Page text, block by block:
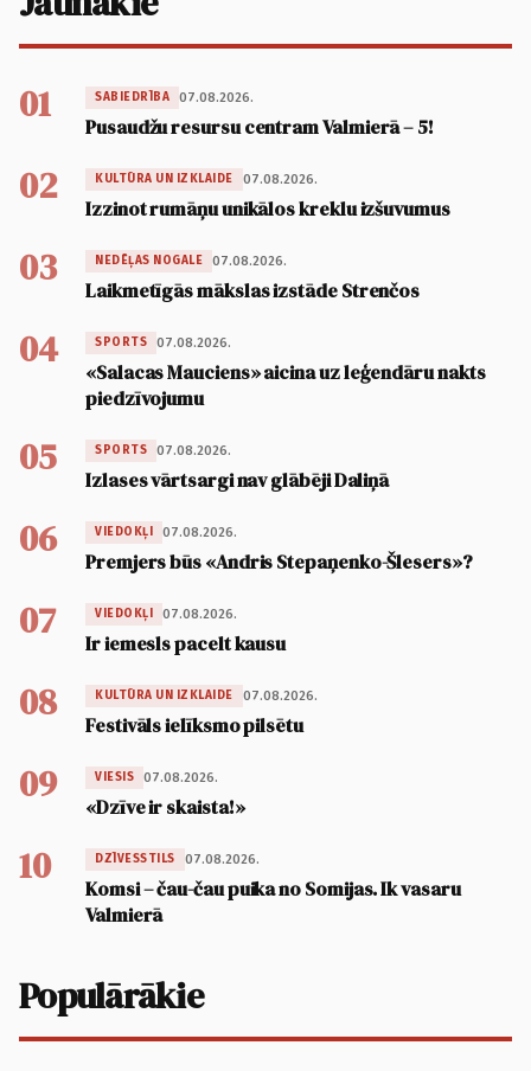
01 SABIEDRĪBA 07.08.2026.
Pusaudžu resursu centram Valmierā – 5!
02 KULTŪRA UN IZKLAIDE 07.08.2026.
Izzinot rumāņu unikālos kreklu izšuvumus
03 NEDĒĻAS NOGALE 07.08.2026.
Laikmetīgās mākslas izstāde Strenčos
04 SPORTS 07.08.2026.
«Salacas Mauciens» aicina uz leģendāru nakts
piedzīvojumu
05 SPORTS 07.08.2026.
Izlases vārtsargi nav glābēji Daliņā
06 VIEDOKĻI 07.08.2026.
Premjers būs «Andris Stepaņenko-Šlesers»?
07 VIEDOKĻI 07.08.2026.
Ir iemesls pacelt kausu
08 KULTŪRA UN IZKLAIDE 07.08.2026.
Festivāls ielīksmo pilsētu
09 VIESIS 07.08.2026.
«Dzīve ir skaista!»
10 DZĪVESSTILS 07.08.2026.
Komsi – čau-čau puika no Somijas. Ik vasaru
Valmierā
Populārākie